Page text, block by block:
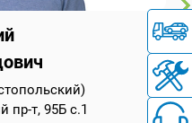
пр-т, 95Б с.1